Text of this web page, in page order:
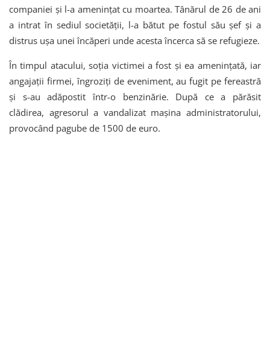
companiei și l-a amenințat cu moartea. Tânărul de 26 de ani
a intrat în sediul societății, l-a bătut pe fostul său șef și a
distrus ușa unei încăperi unde acesta încerca să se refugieze.
În timpul atacului, soția victimei a fost și ea amenințată, iar
angajații firmei, îngroziți de eveniment, au fugit pe fereastră
și s-au adăpostit într-o benzinărie. După ce a părăsit
clădirea, agresorul a vandalizat mașina administratorului,
provocând pagube de 1500 de euro.